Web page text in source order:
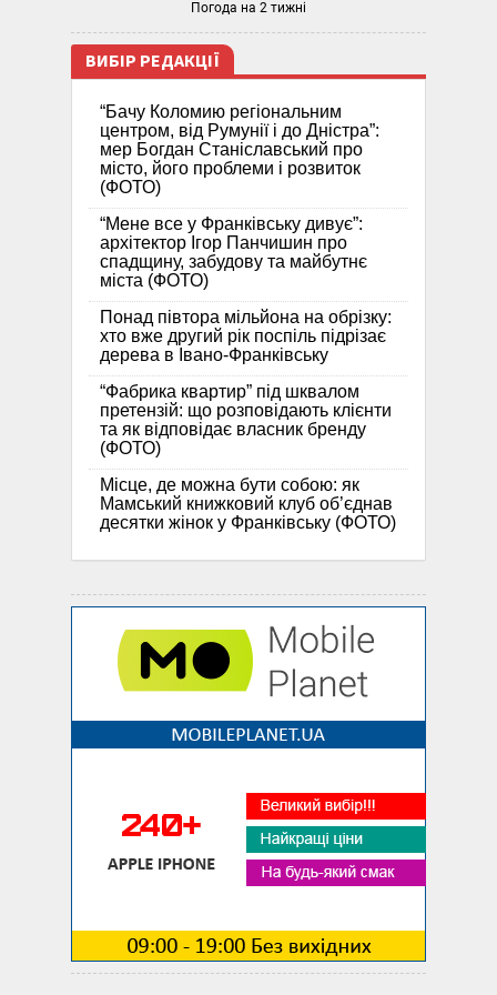
Погода на 2 тижні
ВИБІР РЕДАКЦІЇ
“Бачу Коломию регіональним
центром, від Румунії і до Дністра”:
мер Богдан Станіславський про
місто, його проблеми і розвиток
(ФОТО)
“Мене все у Франківську дивує”:
архітектор Ігор Панчишин про
спадщину, забудову та майбутнє
міста (ФОТО)
Понад півтора мільйона на обрізку:
хто вже другий рік поспіль підрізає
дерева в Івано-Франківську
“Фабрика квартир” під шквалом
претензій: що розповідають клієнти
та як відповідає власник бренду
(ФОТО)
Місце, де можна бути собою: як
Мамський книжковий клуб об’єднав
десятки жінок у Франківську (ФОТО)